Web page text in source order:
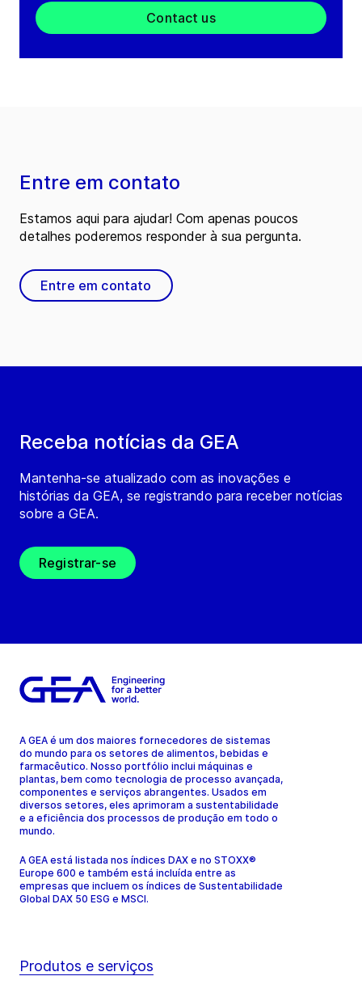
Contact us
Receba notícias da GEA
Mantenha-se atualizado com as inovações e
histórias da GEA, se registrando para receber notícias
sobre a GEA.
Registrar-se
Entre em contato
Estamos aqui para ajudar! Com apenas poucos
detalhes poderemos responder à sua pergunta.
Entre em contato
A GEA é um dos maiores fornecedores de sistemas
do mundo para os setores de alimentos, bebidas e
farmacêutico. Nosso portfólio inclui máquinas e
plantas, bem como tecnologia de processo avançada,
componentes e serviços abrangentes. Usados em
diversos setores, eles aprimoram a sustentabilidade
e a eficiência dos processos de produção em todo o
mundo.
A GEA está listada nos índices DAX e no STOXX®
Europe 600 e também está incluída entre as
empresas que incluem os índices de Sustentabilidade
Global DAX 50 ESG e MSCI.
Produtos e serviços